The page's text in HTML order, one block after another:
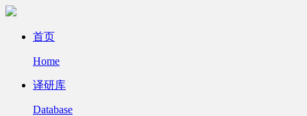
首页
Home
译研库
Database